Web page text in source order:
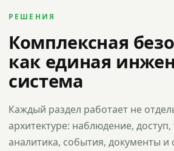
РЕШЕНИЯ
Комплексная
как единая
система
Каждый раздел работает не
архитектуре: наблюдение, доступ,
аналитика, события, документы и